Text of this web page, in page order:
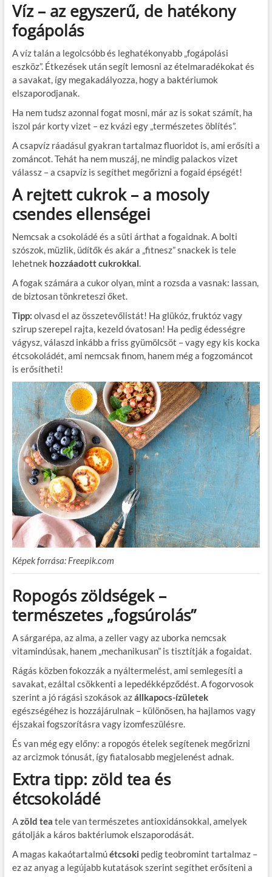
Víz – az egyszerű, de hatékony
fogápolás
A víz talán a legolcsóbb és leghatékonyabb „fogápolási
eszköz”. Étkezések után segít lemosni az ételmaradékokat és
a savakat, így megakadályozza, hogy a baktériumok
elszaporodjanak.
Ha nem tudsz azonnal fogat mosni, már az is sokat számít, ha
iszol pár korty vizet – ez kvázi egy „természetes öblítés”.
A csapvíz ráadásul gyakran tartalmaz fluoridot is, ami erősíti a
zománcot. Tehát ha nem muszáj, ne mindig palackos vizet
válassz – a csapvíz is segíthet megőrizni a fogaid épségét!
A rejtett cukrok – a mosoly
csendes ellenségei
Nemcsak a csokoládé és a süti árthat a fogaidnak. A bolti
szószok, müzlik, üdítők és akár a „fitnesz” snackek is tele
lehetnek hozzáadott cukrokkal.
A fogak számára a cukor olyan, mint a rozsda a vasnak: lassan,
de biztosan tönkreteszi őket.
Tipp: olvasd el az összetevőlistát! Ha glükóz, fruktóz vagy
szirup szerepel rajta, kezeld óvatosan! Ha pedig édességre
vágysz, válaszd inkább a friss gyümölcsöt – vagy egy kis kocka
étcsokoládét, ami nemcsak finom, hanem még a fogzománcot
is erősítheti!
Képek forrása: Freepik.com
Ropogós zöldségek –
természetes „fogsúrolás”
A sárgarépa, az alma, a zeller vagy az uborka nemcsak
vitamindúsak, hanem „mechanikusan” is tisztítják a fogaidat.
Rágás közben fokozzák a nyáltermelést, ami semlegesíti a
savakat, ezáltal csökkenti a lepedékképződést. A fogorvosok
szerint a jó rágási szokások azállkapocs-ízületek
egészségéhez is hozzájárulnak – különösen, ha hajlamos vagy
éjszakai fogszorításra vagy izomfeszülésre.
És van még egy előny: a ropogós ételek segítenek megőrizni
az arcizmok tónusát, így fiatalosabb megjelenést adnak.
Extra tipp: zöld tea és
étcsokoládé
Azöld tea tele van természetes antioxidánsokkal, amelyek
gátolják a káros baktériumok elszaporodását.
A magas kakaótartalmúétcsoki pedig teobromint tartalmaz –
ez az anyag a legújabb kutatások szerint segíthet erősíteni a